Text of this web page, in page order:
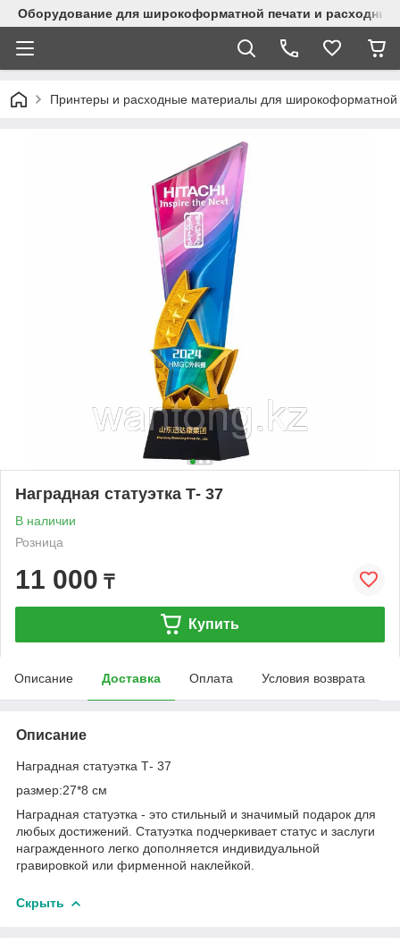
Оборудование для широкоформатной печати и
Принтеры и расходные материалы для широкоформатной
Наградная статуэтка Т- 37
В наличии
Розница
11 000 ₸
Купить
Описание Доставка Оплата Условия возврата
Описание
Наградная статуэтка Т- 37
размер:27*8 см
Наградная статуэтка - это стильный и значимый подарок для
любых достижений. Статуэтка подчеркивает статус и заслуги
награжденного легко дополняется индивидуальной
гравировкой или фирменной наклейкой.
Скрыть